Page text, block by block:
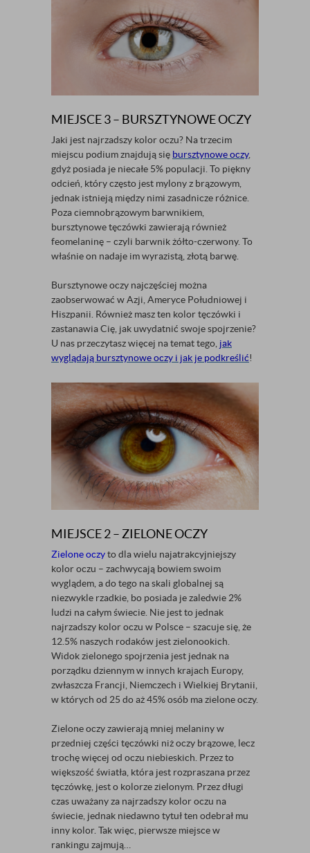
MIEJSCE 3 – BURSZTYNOWE OCZY
Jaki jest najrzadszy kolor oczu? Na trzecim
miejscu podium znajdują się bursztynowe oczy,
gdyż posiada je niecałe 5% populacji. To piękny
odcień, który często jest mylony z brązowym,
jednak istnieją między nimi zasadnicze różnice.
Poza ciemnobrązowym barwnikiem,
bursztynowe tęczówki zawierają również
feomelaninę – czyli barwnik żółto-czerwony. To
właśnie on nadaje im wyrazistą, złotą barwę.
Bursztynowe oczy najczęściej można
zaobserwować w Azji, Ameryce Południowej i
Hiszpanii. Również masz ten kolor tęczówki i
zastanawia Cię, jak uwydatnić swoje spojrzenie?
U nas przeczytasz więcej na temat tego, jak
wyglądają bursztynowe oczy i jak je podkreślić!
MIEJSCE 2 – ZIELONE OCZY
Zielone oczyto dla wielu najatrakcyjniejszy
kolor oczu – zachwycają bowiem swoim
wyglądem, a do tego na skali globalnej są
niezwykle rzadkie, bo posiada je zaledwie 2%
ludzi na całym świecie. Nie jest to jednak
najrzadszy kolor oczu w Polsce – szacuje się, że
12.5% naszych rodaków jest zielonookich.
Widok zielonego spojrzenia jest jednak na
porządku dziennym w innych krajach Europy,
zwłaszcza Francji, Niemczech i Wielkiej Brytanii,
w których od 25 do aż 45% osób ma zielone oczy.
Zielone oczy zawierają mniej melaniny w
przedniej części tęczówki niż oczy brązowe, lecz
trochę więcej od oczu niebieskich. Przez to
większość światła, która jest rozpraszana przez
tęczówkę, jest o kolorze zielonym. Przez długi
czas uważany za najrzadszy kolor oczu na
świecie, jednak niedawno tytuł ten odebrał mu
inny kolor. Tak więc, pierwsze miejsce w
rankingu zajmują…